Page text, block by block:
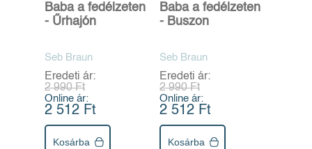
Baba a fedélzeten
- Űrhajón
Seb Braun
Eredeti ár:
2 990 Ft
Online ár:
2 512 Ft
Kosárba
Baba a fedélzeten
- Buszon
Seb Braun
Eredeti ár:
2 990 Ft
Online ár:
2 512 Ft
Kosárba